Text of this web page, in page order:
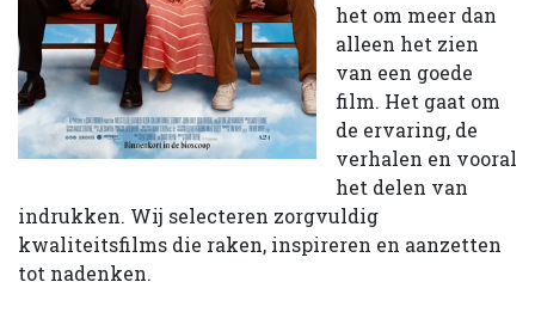
het om meer dan
alleen het zien
van een goede
film. Het gaat om
de ervaring, de
verhalen en vooral
het delen van
indrukken. Wij selecteren zorgvuldig
kwaliteitsfilms die raken, inspireren en aanzetten
tot nadenken.